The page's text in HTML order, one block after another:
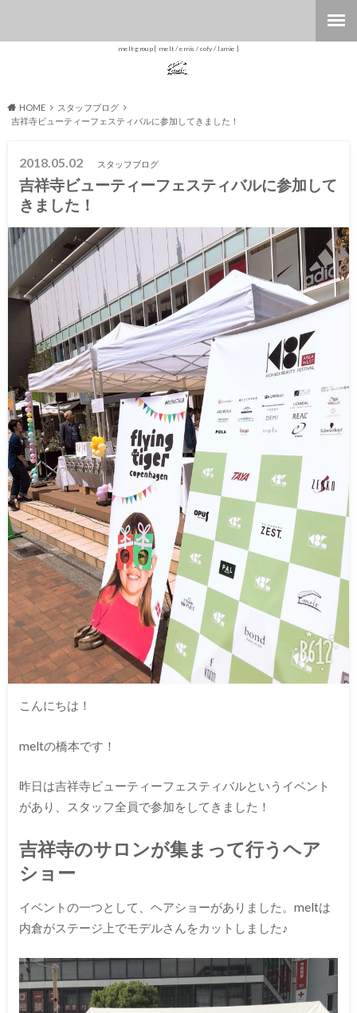
melt-group [ melt / emis / cofy / lamie ]
HOME
スタッフブログ
吉祥寺ビューティーフェスティバルに参加してきました！
2018.05.02 スタッフブログ
吉祥寺ビューティーフェスティバルに参加して
きました！
こんにちは！
meltの橋本です！
昨日は吉祥寺ビューティーフェスティバルというイベント
があり、スタッフ全員で参加をしてきました！
吉祥寺のサロンが集まって行うヘア
ショー
イベントの一つとして、ヘアショーがありました。meltは
内倉がステージ上でモデルさんをカットしました♪